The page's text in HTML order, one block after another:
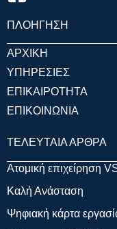
ΠΛΟΗΓΗΣΗ
ΑΡΧΙΚΗ
ΥΠΗΡΕΣΙΕΣ
ΕΠΙΚΑΙΡΟΤΗΤΑ
ΕΠΙΚΟΙΝΩΝΙΑ
ΤΕΛΕΥΤΑΙΑ ΑΡΘΡΑ
Ατομική επιχείρηση
Καλή Ανάσταση
Ψηφιακή κάρτα